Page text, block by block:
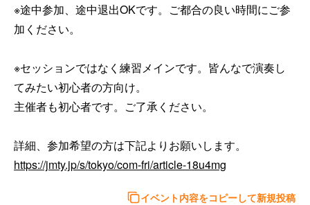
※途中参加、途中退出OKです。ご都合の良い時間にご参
加ください。
※セッションではなく練習メインです。皆んなで演奏し
てみたい初心者の方向け。
主催者も初心者です。ご了承ください。
https://jmty.jp/s/tokyo/com-fri/article-18u4mg
イベント内容をコピーして新規投稿